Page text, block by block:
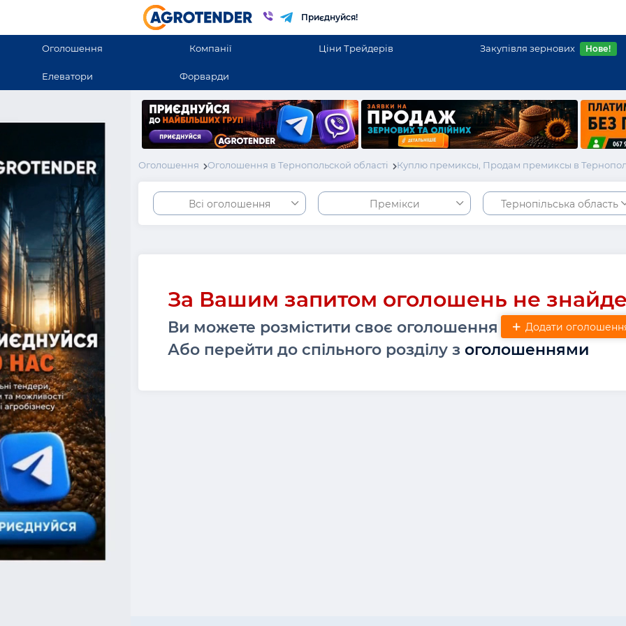
Приєднуйся!
Оголошення Компанії Ціни Трейдерів Закупівля зернових Нове!
Елеватори Форварди
Оголошення Оголошення в Тернопольской області Куплю премиксы, Продам премиксы в
Всі оголошення Премікси Тернопільська область
За Вашим запитом оголошень не
Ви можете розмістити своє оголошення Додати
Або перейти до спільного розділу з оголошеннями